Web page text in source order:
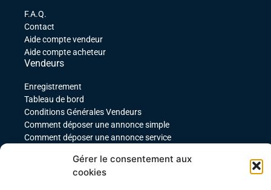
Gérer le consentement aux
cookies
F.A.Q.
Contact
Aide compte vendeur
Aide compte acheteur
Vendeurs
Enregistrement
Tableau de bord
Conditions Générales Vendeurs
Comment déposer une annonce simple
Comment déposer une annonce service
téléchargeable
Déposer une annonce avec des variables